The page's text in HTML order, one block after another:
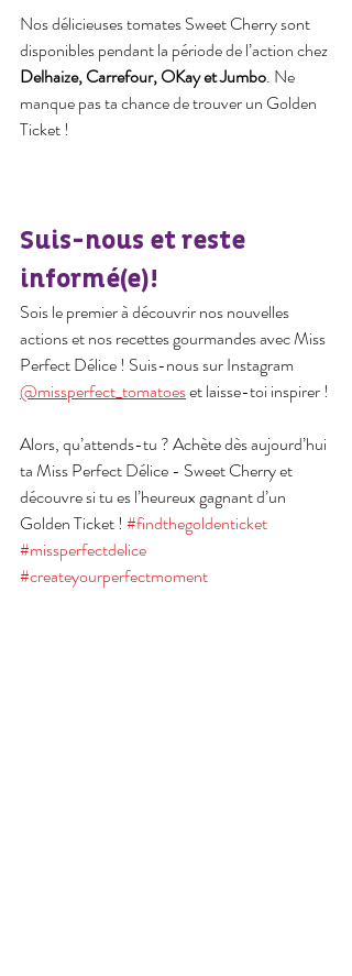
Nos délicieuses tomates Sweet Cherry sont
disponibles pendant la période de l’action chez
Delhaize, Carrefour, OKay et Jumbo. Ne
manque pas ta chance de trouver un Golden
Ticket !
Suis-nous et reste
informé(e)!
Sois le premier à découvrir nos nouvelles
actions et nos recettes gourmandes avec Miss
Perfect Délice ! Suis-nous sur Instagram
@missperfect_tomatoes et laisse-toi inspirer !
Alors, qu’attends-tu ? Achète dès aujourd’hui
ta Miss Perfect Délice - Sweet Cherry et
découvre si tu es l’heureux gagnant d’un
Golden Ticket ! #findthegoldenticket
#missperfectdelice
#createyourperfectmoment